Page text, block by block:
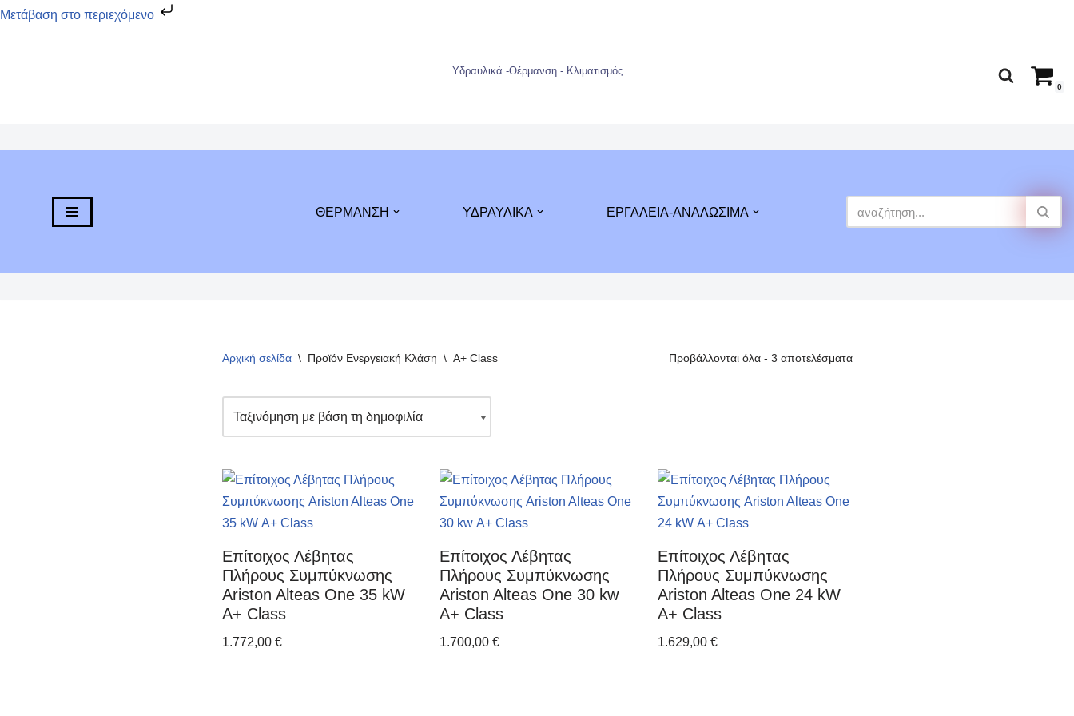
Μετάβαση στο περιεχόμενο
Υδραυλικά -Θέρμανση - Κλιματισμός
0
ΘΕΡΜΑΝΣΗ ΥΔΡΑΥΛΙΚΑ ΕΡΓΑΛΕΙΑ-ΑΝΑΛΩΣΙΜΑ
Αρχική σελίδα \ Προϊόν Ενεργειακή Κλάση \ A+ Class Προβάλλονται όλα - 3 αποτελέσματα
Επίτοιχος Λέβητας
Πλήρους Συμπύκνωσης
Ariston Alteas One 35 kW
Α+ Class
1.772,00 €
Επίτοιχος Λέβητας
Πλήρους Συμπύκνωσης
Ariston Alteas One 30 kw
Α+ Class
1.700,00€
Επίτοιχος Λέβητας
Πλήρους Συμπύκνωσης
Ariston Alteas One 24 kW
Α+ Class
1.629,00 €